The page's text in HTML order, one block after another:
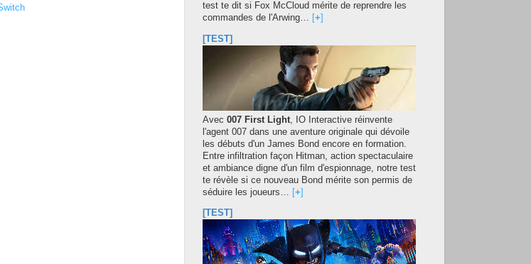
test te dit si Fox McCloud mérite de reprendre les
commandes de l'Arwing…
+
[TEST]
Avec 007 First Light , IO Interactive réinvente
l'agent 007 dans une aventure originale qui dévoile
les débuts d'un James Bond encore en formation.
Entre infiltration façon Hitman, action spectaculaire
et ambiance digne d'un film d'espionnage, notre test
te révèle si ce nouveau Bond mérite son permis de
séduire les joueurs…
[+]
[TEST]